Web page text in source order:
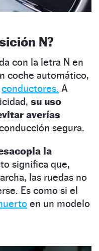
N?
con la letra N en
coche automático,
conductores. A
su uso
averías
segura.
la
significa que,
las ruedas no
Es como si el
en un modelo